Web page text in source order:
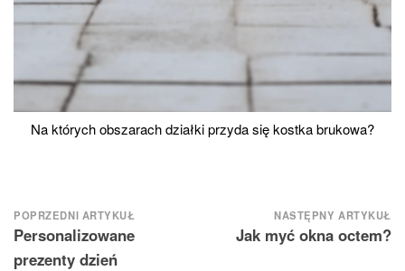
Na których obszarach działki przyda się kostka brukowa?
Nawigacja
wpisu
POPRZEDNI ARTYKUŁ
Personalizowane
prezenty dzień
NASTĘPNY ARTYKUŁ
Jak myć okna octem?